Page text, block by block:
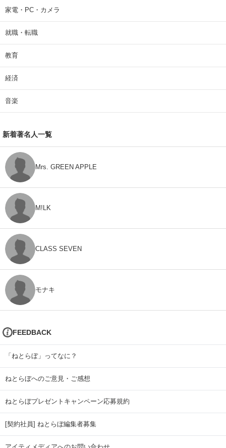
家電・PC・カメラ
就職・転職
教育
経済
音楽
新着著名人一覧
Mrs. GREEN APPLE
M!LK
CLASS SEVEN
モナキ
FEEDBACK
「ねとらぼ」ってなに？
ねとらぼへのご意見・ご感想
ねとらぼプレゼントキャンペーン応募規約
[契約社員] ねとらぼ編集者募集